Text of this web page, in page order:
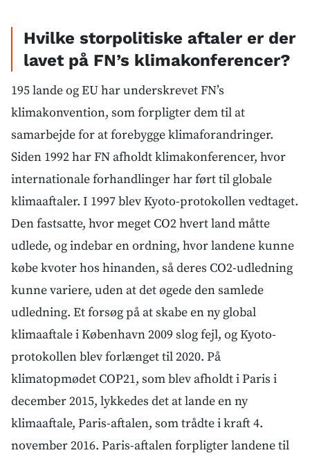
Hvilke storpolitiske aftaler er der
lavet på FN’s klimakonferencer?
195 lande og EU har underskrevet FN’s
klimakonvention, som forpligter dem til at
samarbejde for at forebygge klimaforandringer.
Siden 1992 har FN afholdt klimakonferencer, hvor
internationale forhandlinger har ført til globale
klimaaftaler. I 1997 blev Kyoto-protokollen vedtaget.
Den fastsatte, hvor meget CO2 hvert land måtte
udlede, og indebar en ordning, hvor landene kunne
købe kvoter hos hinanden, så deres CO2-udledning
kunne variere, uden at det øgede den samlede
udledning. Et forsøg på at skabe en ny global
klimaaftale i København 2009 slog fejl, og Kyoto-
protokollen blev forlænget til 2020. På
klimatopmødet COP21, som blev afholdt i Paris i
december 2015, lykkedes det at lande en ny
klimaaftale, Paris-aftalen, som trådte i kraft 4.
november 2016. Paris-aftalen forpligter landene til